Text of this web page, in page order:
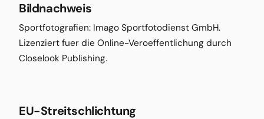
Bildnachweis
Sportfotografien: Imago Sportfotodienst GmbH.
Lizenziert fuer die Online-Veroeffentlichung durch
Closelook Publishing.
EU-Streitschlichtung